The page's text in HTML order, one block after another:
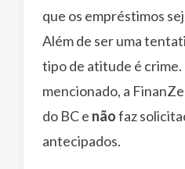
que os empréstimos
Além de ser uma
tipo de atitude é
mencionado, a
do BC e nãofaz
antecipados.